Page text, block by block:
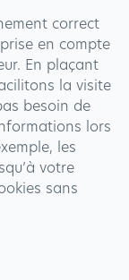
correct
en compte
En plaçant
la visite
besoin de
lors
les
votre
sans